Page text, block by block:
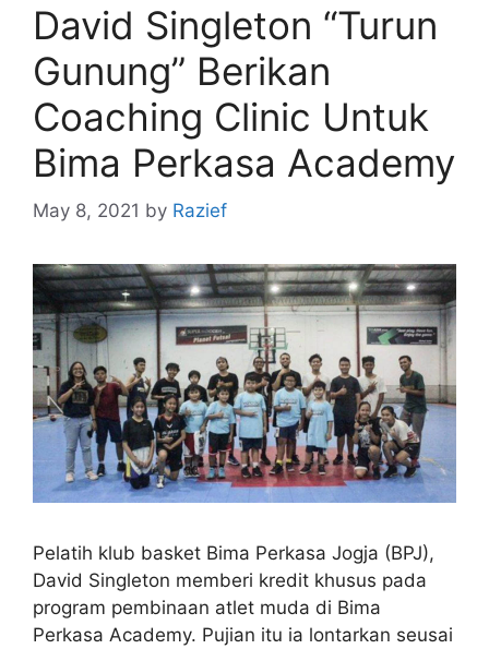
David Singleton “Turun
Gunung” Berikan
Coaching Clinic Untuk
Bima Perkasa Academy
May 8, 2021 by Razief
Pelatih klub basket Bima Perkasa Jogja (BPJ),
David Singleton memberi kredit khusus pada
program pembinaan atlet muda di Bima
Perkasa Academy. Pujian itu ia lontarkan seusai